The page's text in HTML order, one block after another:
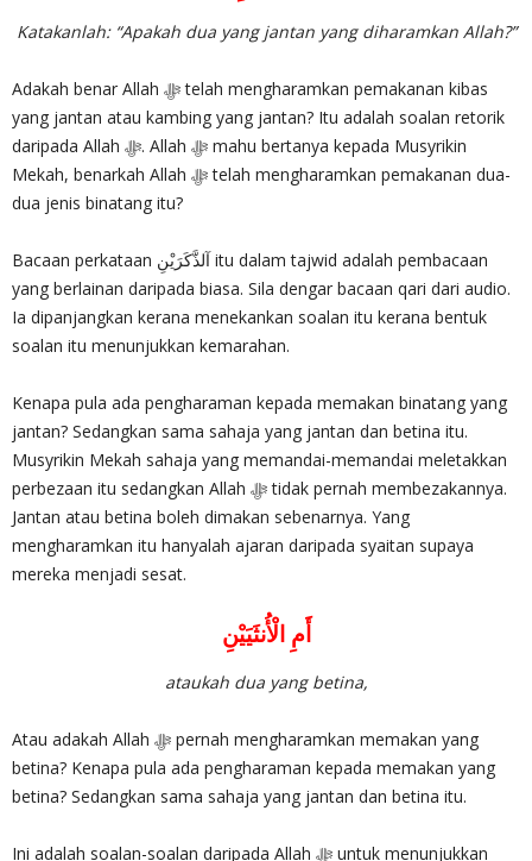
Katakanlah: “Apakah dua yang jantan yang diharamkan Allah?”
Adakah benar Allah ‎ﷻ telah mengharamkan pemakanan kibas
yang jantan atau kambing yang jantan? Itu adalah soalan retorik
daripada Allah ‎ﷻ. Allah ‎ﷻ mahu bertanya kepada Musyrikin
Mekah, benarkah Allah ‎ﷻ telah mengharamkan pemakanan dua-
dua jenis binatang itu?
Bacaan perkataan آلذَّكَرَيْنِ itu dalam tajwid adalah pembacaan
yang berlainan daripada biasa. Sila dengar bacaan qari dari audio.
Ia dipanjangkan kerana menekankan soalan itu kerana bentuk
soalan itu menunjukkan kemarahan.
Kenapa pula ada pengharaman kepada memakan binatang yang
jantan? Sedangkan sama sahaja yang jantan dan betina itu.
Musyrikin Mekah sahaja yang memandai-memandai meletakkan
perbezaan itu sedangkan Allah ‎ﷻ tidak pernah membezakannya.
Jantan atau betina boleh dimakan sebenarnya. Yang
mengharamkan itu hanyalah ajaran daripada syaitan supaya
mereka menjadi sesat.
أَمِ الْأُنثَيَيْنِ
ataukah dua yang betina,
Atau adakah Allah ‎ﷻ pernah mengharamkan memakan yang
betina? Kenapa pula ada pengharaman kepada memakan yang
betina? Sedangkan sama sahaja yang jantan dan betina itu.
Ini adalah soalan-soalan daripada Allah ‎ﷻ untuk menunjukkan